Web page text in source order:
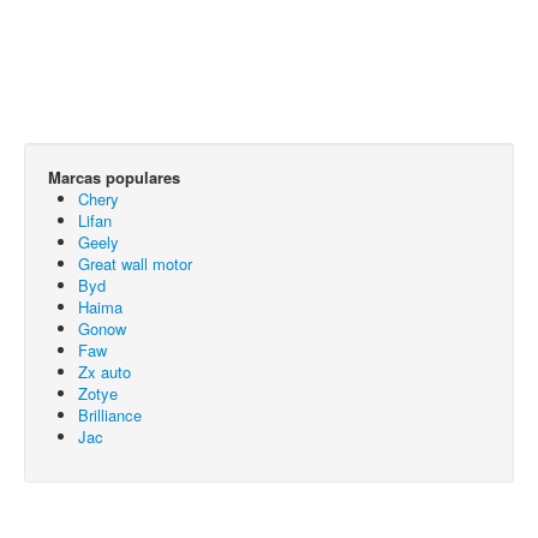
Marcas populares
Chery
Lifan
Geely
Great wall motor
Byd
Haima
Gonow
Faw
Zx auto
Zotye
Brilliance
Jac